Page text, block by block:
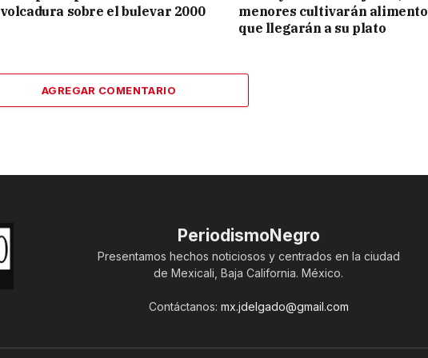
volcadura sobre el bulevar 2000
menores cultivarán
que llegarán a su plato
AGREGAR COMENTARIO
PeriodismoNegro
Presentamos hechos noticiosos y centrados en la ciudad
de Mexicali, Baja California. México.
Contáctanos: mx.jdelgado@gmail.com